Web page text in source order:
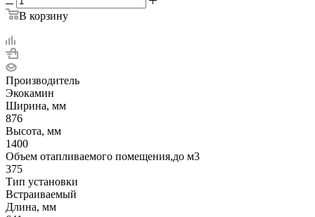
В корзину
Производитель
Экокамин
Ширина, мм
876
Высота, мм
1400
Объем отапливаемого помещения,до м3
375
Тип установки
Встраиваемый
Длина, мм